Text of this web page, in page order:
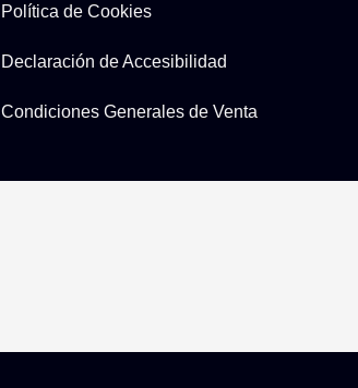
Política de Cookies
Declaración de Accesibilidad
Condiciones Generales de Venta